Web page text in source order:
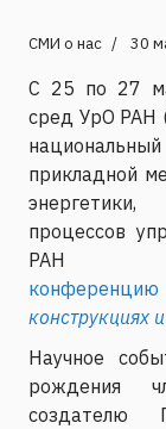
СМИ о нас 30
С 25 по 27
сред УрО РАН
прикладной
процессов
РАН
конструкциях
Научное
рождения
создателю